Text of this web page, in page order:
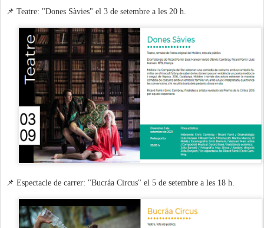
📌 Teatre: "Dones Sàvies" el 3 de setembre a les 20 h.
📌 Espectacle de carrer: "Bucráa Circus" el 5 de setembre a les 18 h.